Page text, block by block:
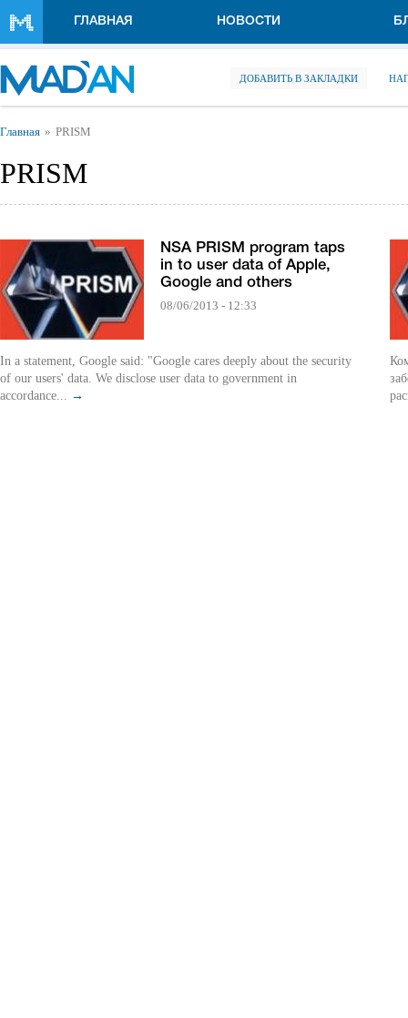
ГЛАВНАЯ НОВОСТИ
ДОБАВИТЬ В ЗАКЛАДКИ
Вы здесь
Главная PRISM
PRISM
NSA PRISM program taps
in to user data of Apple,
Google and others
08/06/2013 - 12:33
In a statement, Google said: "Google cares deeply about the security
of our users' data. We disclose user data to government in
accordance... →